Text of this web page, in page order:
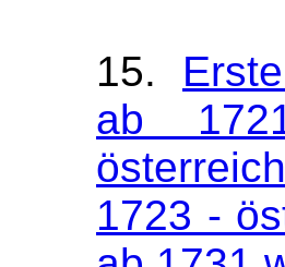
15.
ab
1723 -